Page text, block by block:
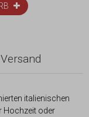
Versand
italienischen
Hochzeit oder